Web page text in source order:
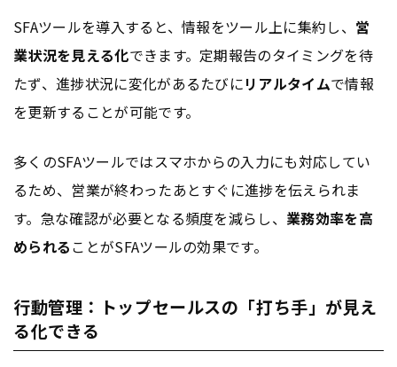
SFAツールを導入すると、情報をツール上に集約し、 営
業状況を見える化できます。定期報告のタイミングを待
たず、進捗状況に変化があるたびにリアルタイムで情報
を更新することが可能です。
多くのSFAツールではスマホからの入力にも対応してい
るため、営業が終わったあとすぐに進捗を伝えられま
す。急な確認が必要となる頻度を減らし、 業務効率を高
められることがSFAツールの効果です。
行動管理：トップセールスの「打ち手」が見え
る化できる